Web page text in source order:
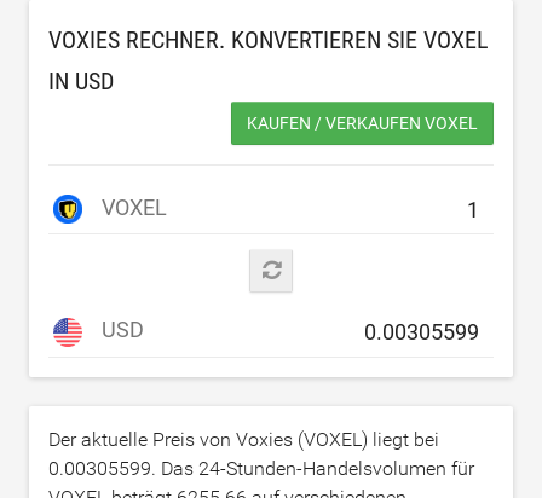
VOXIES RECHNER. KONVERTIEREN SIE VOXEL
IN USD
KAUFEN / VERKAUFEN VOXEL
VOXEL
USD
Der aktuelle Preis von Voxies (VOXEL) liegt bei
0.00305599. Das 24-Stunden-Handelsvolumen für